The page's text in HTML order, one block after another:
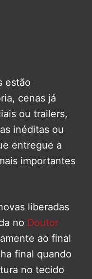
estão
cenas já
ou trailers,
inéditas ou
entregue a
importantes
liberadas
no Doutor
ao final
final quando
no tecido